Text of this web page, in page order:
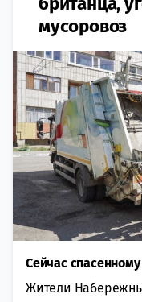
мусоровоз
Сейчас
Жители